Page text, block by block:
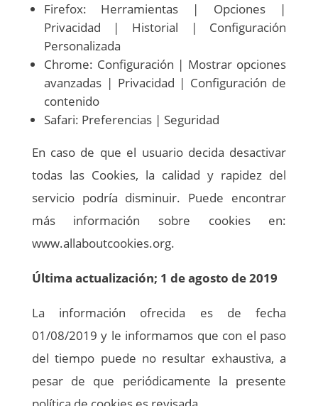
Firefox: Herramientas | Opciones |
Privacidad | Historial | Configuración
Personalizada
Chrome: Configuración | Mostrar opciones
avanzadas | Privacidad | Configuración de
contenido
Safari: Preferencias | Seguridad
En caso de que el usuario decida desactivar
todas las Cookies, la calidad y rapidez del
servicio podría disminuir. Puede encontrar
más información sobre cookies en:
www.allaboutcookies.org.
Última actualización; 1 de agosto de 2019
La información ofrecida es de fecha
01/08/2019 y le informamos que con el paso
del tiempo puede no resultar exhaustiva, a
pesar de que periódicamente la presente